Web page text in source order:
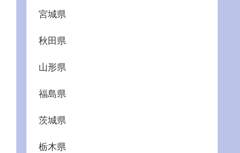
宮城県
秋田県
山形県
福島県
茨城県
栃木県